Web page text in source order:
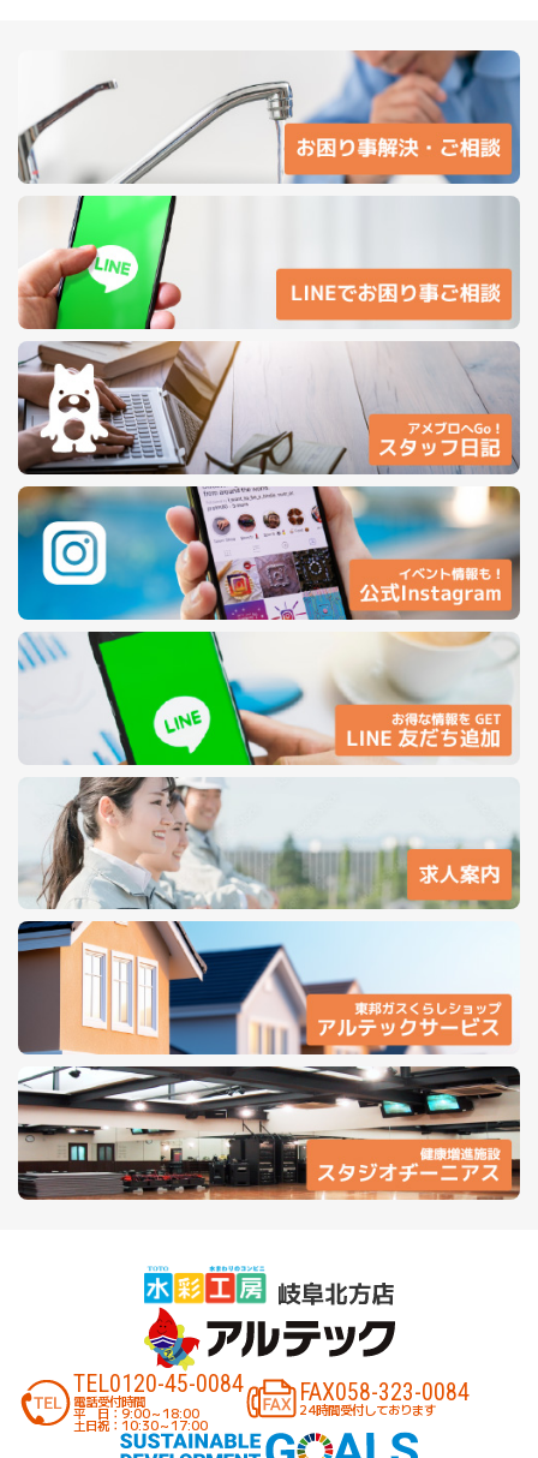
TEL0120-45-0084
電話受付時間
平 日：9:00～18:00
土日祝：10:30～17:00
FAX058-323-0084
24時間受付しております